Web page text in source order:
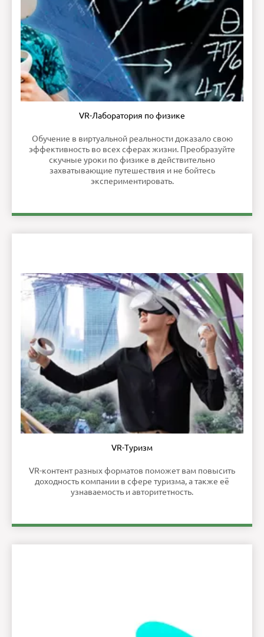
VR-Лаборатория по физике
Обучение в виртуальной реальности доказало свою
эффективность во всех сферах жизни. Преобразуйте
скучные уроки по физике в действительно
захватывающие путешествия и не бойтесь
экспериментировать.
VR-Туризм
VR-контент разных форматов поможет вам повысить
доходность компании в сфере туризма, а также её
узнаваемость и авторитетность.